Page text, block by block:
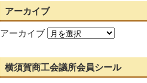
アーカイブ
アーカイブ
横須賀商工会議所会員シール